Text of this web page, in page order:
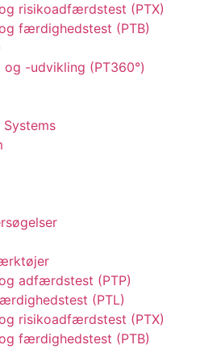
risikoadfærdstest (PTX)
færdighedstest (PTB)
og -udvikling (PT360°)
Systems
adfærdstest (PTP)
(PTL)
risikoadfærdstest (PTX)
færdighedstest (PTB)